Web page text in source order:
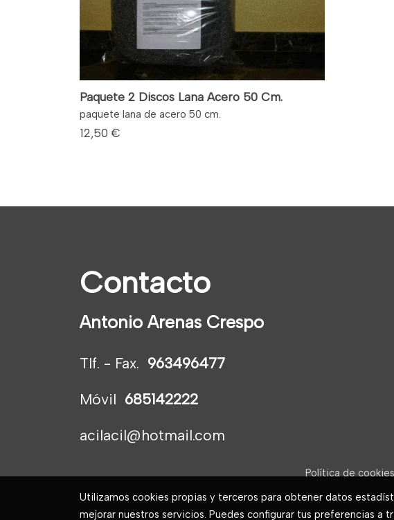
Paquete 2 Discos Lana Acero 50 Cm.
paquete lana de acero 50 cm.
12,50 €
Contacto
Antonio Arenas Crespo
Tlf. - Fax. 963496477
Móvil 685142222
acilacil@hotmail.com
Política de cookies
Utilizamos cookies propias y terceros para obtener datos
mejorar nuestros servicios. Puedes configurar tus preferencias a